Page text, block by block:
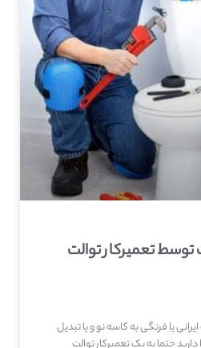
تعمیرکار توالت
یا فرنگی به کاسه نو و یا تبدیل
حتما به یک تعمیرکار توالت